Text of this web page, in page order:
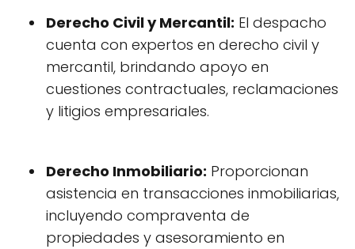
Derecho Civil y Mercantil: El despacho
cuenta con expertos en derecho civil y
mercantil, brindando apoyo en
cuestiones contractuales, reclamaciones
y litigios empresariales.
Derecho Inmobiliario: Proporcionan
asistencia en transacciones inmobiliarias,
incluyendo compraventa de
propiedades y asesoramiento en